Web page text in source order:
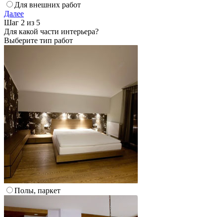
Для внешних работ
Далее
Шаг 2 из 5
Для какой части интерьера?
Выберите тип работ
Полы, паркет